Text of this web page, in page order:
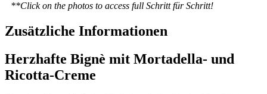
**Click on the photos to access full Schritt für Schritt!
Zusätzliche Informationen
Herzhafte Bignè mit Mortadella- und
Ricotta-Creme